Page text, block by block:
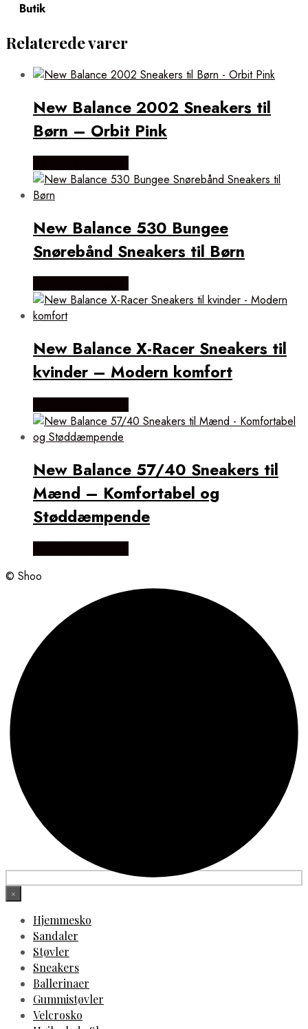
Butik
Relaterede varer
New Balance 2002 Sneakers til
Børn – Orbit Pink
New Balance 530 Bungee
Snørebånd Sneakers til Børn
New Balance X-Racer Sneakers til
kvinder – Modern komfort
New Balance 57/40 Sneakers til
Mænd – Komfortabel og
Støddæmpende
© Shoo
×
Hjemmesko
Sandaler
Støvler
Sneakers
Ballerinaer
Gummistøvler
Velcrosko